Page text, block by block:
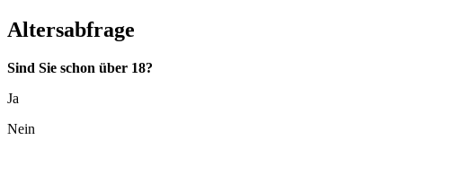
Altersabfrage
Sind Sie schon über 18?
Ja
Nein